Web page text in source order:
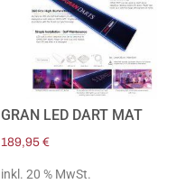
GRAN LED DART MAT
189,95 €
inkl. 20 % MwSt.